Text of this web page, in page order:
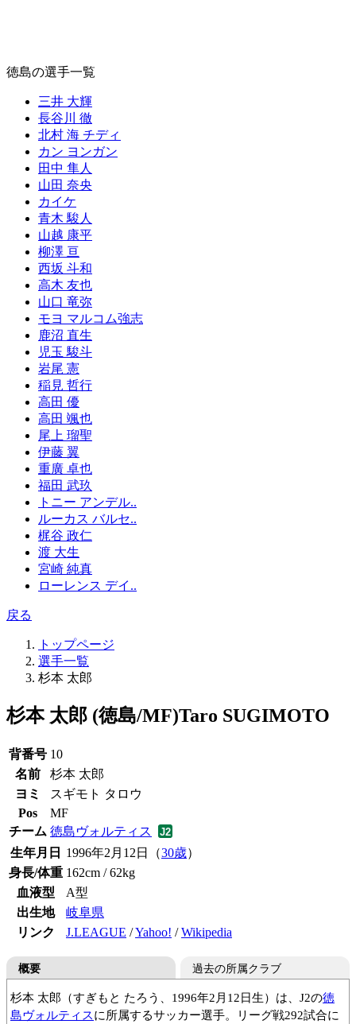
徳島の選手一覧
三井 大輝
長谷川 徹
北村 海 チディ
カン ヨンガン
田中 隼人
山田 奈央
カイケ
青木 駿人
山越 康平
柳澤 亘
西坂 斗和
高木 友也
山口 竜弥
モヨ マルコム強志
鹿沼 直生
児玉 駿斗
岩尾 憲
稲見 哲行
高田 優
高田 颯也
尾上 瑠聖
伊藤 翼
重廣 卓也
福田 武玖
トニー アンデル..
ルーカス バルセ..
梶谷 政仁
渡 大生
宮崎 純真
ローレンス デイ..
戻る
トップページ
選手一覧
杉本 太郎
杉本 太郎 (徳島/MF)Taro SUGIMOTO
背番号 10
名前
杉本 太郎
ヨミ
スギモト タロウ
Pos
MF
チーム 徳島ヴォルティス
生年月日
1996年2月12日（30歳）
身長/体重 162cm / 62kg
血液型
A型
出生地
岐阜県
リンク
J.LEAGUE /Yahoo! /Wikipedia
概要
杉本 太郎（すぎもと たろう、1996年2月12日生）は、J2の徳
島ヴォルティスに所属するサッカー選手。リーグ戦292試合に
過去の所属クラブ